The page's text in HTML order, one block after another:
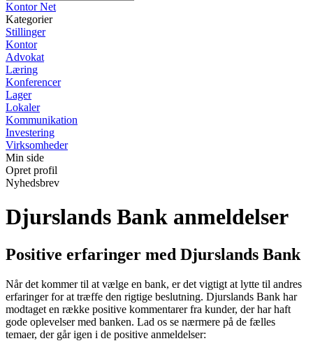
Kontor Net
Kategorier
Stillinger
Kontor
Advokat
Læring
Konferencer
Lager
Lokaler
Kommunikation
Investering
Virksomheder
Min side
Opret profil
Nyhedsbrev
Djurslands Bank anmeldelser
Positive erfaringer med Djurslands Bank
Når det kommer til at vælge en bank, er det vigtigt at lytte til andres
erfaringer for at træffe den rigtige beslutning. Djurslands Bank har
modtaget en række positive kommentarer fra kunder, der har haft
gode oplevelser med banken. Lad os se nærmere på de fælles
temaer, der går igen i de positive anmeldelser: